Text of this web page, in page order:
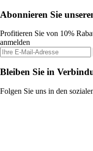
Abonnieren Sie
Profitieren Sie von 10%
anmelden
Bleiben Sie in
Folgen Sie uns in den